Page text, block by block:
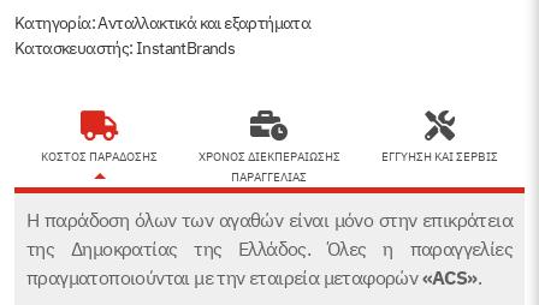
Κατηγορία:Ανταλλακτικά και εξαρτήματα
Κατασκευαστής: InstantBrands
ΚΟΣΤΟΣ ΠΑΡΑΔΟΣΗΣ
ΧΡΟΝΟΣ ΔΙΕΚΠΕΡΑΙΩΣΗΣ
ΠΑΡΑΓΓΕΛΙΑΣ
ΕΓΓΥΗΣΗ ΚΑΙ ΣΕΡΒΙΣ
Η παράδοση όλων των αγαθών είναι μόνο στην επικράτεια
της Δημοκρατίας της Ελλάδος. Όλες η παραγγελίες
πραγματοποιούνται με την εταιρεία μεταφορών«ACS».